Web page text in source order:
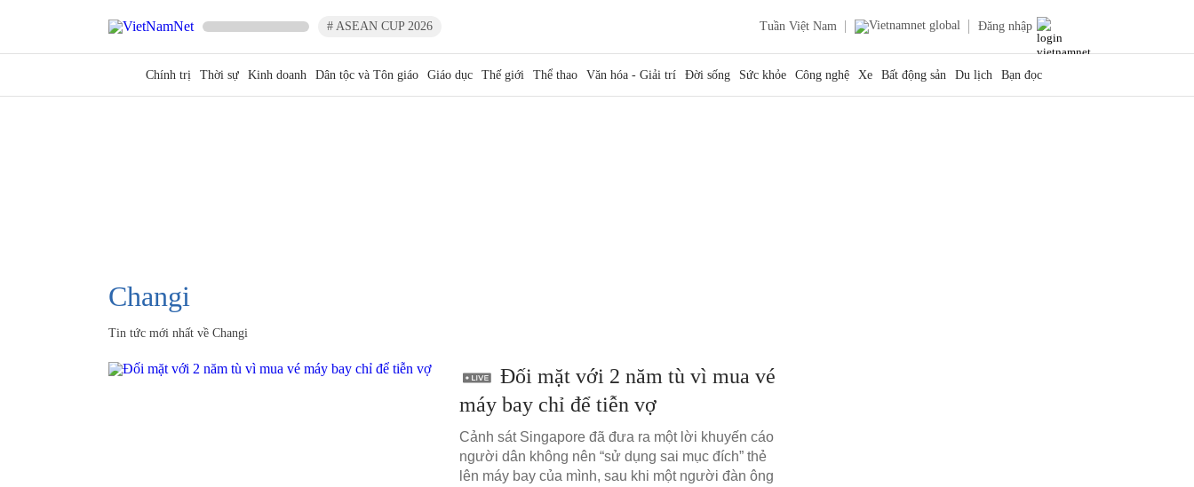
# ASEAN CUP 2026 Tuần Việt Nam Đăng nhập
Chính trị Thời sự Kinh doanh Dân tộc và Tôn giáo Giáo dục Thế giới Thể thao Văn hóa - Giải trí Đời sống Sức khỏe Công nghệ Xe Bất động sản Du lịch Bạn đọc
Changi
Tin tức mới nhất về Changi
Đối mặt với 2 năm tù vì mua vé
máy bay chỉ để tiễn vợ
Cảnh sát Singapore đã đưa ra một lời khuyến cáo
người dân không nên “sử dụng sai mục đích” thẻ
lên máy bay của mình, sau khi một người đàn ông